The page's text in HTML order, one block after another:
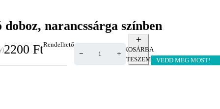
narancssárga színben
2200 FtRendelhető
KOSÁRBA
TESZEM
VEDD MEG MOST!